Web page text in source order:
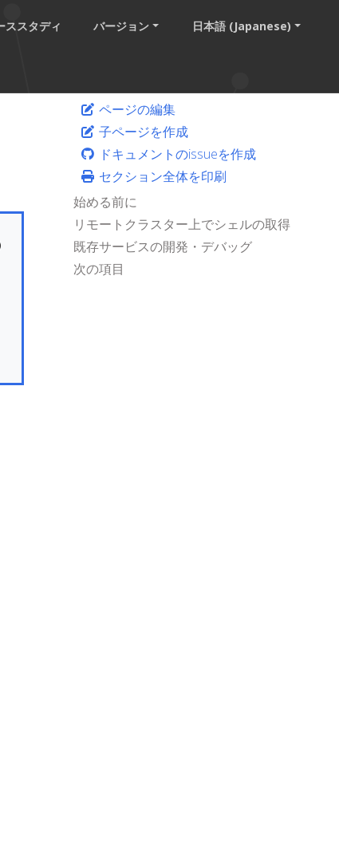
ススタディ バージョン 日本語 (Japanese)
ページの編集
子ページを作成
ドキュメントのissueを作成
セクション全体を印刷
始める前に
リモートクラスター上でシェルの取得
既存サービスの開発・デバッグ
次の項目